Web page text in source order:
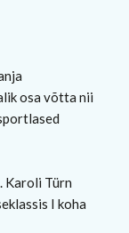
osa võtta nii
Karoli Türn
I koha